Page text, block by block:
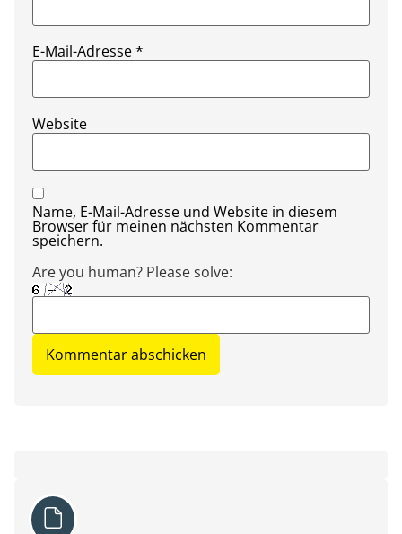
E-Mail-Adresse*
Website
Name, E-Mail-Adresse und Website in diesem
Browser für meinen nächsten Kommentar
speichern.
Are you human? Please solve: